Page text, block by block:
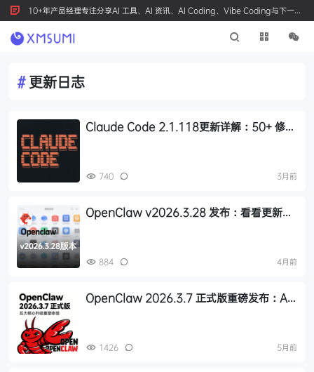
10+年产品经理专注分享AI 工具、AI 资讯、AI Coding、Vibe Coding与下一代
产品创新，按 Ctrl+D 收藏我们
#更新日志
Claude Code 2.1.118更新详解：50+ 修复
740 3月前
OpenClaw v2026.3.28 发布：看看更新了
884 4月前
OpenClaw 2026.3.7 正式版重磅发布：AI
1426 5月前